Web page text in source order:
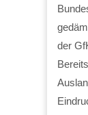
der